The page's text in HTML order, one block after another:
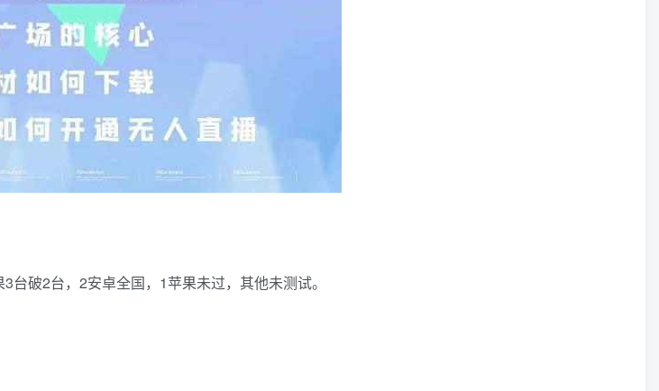
破2台，2安卓全国，1苹果未过，其他未测试。